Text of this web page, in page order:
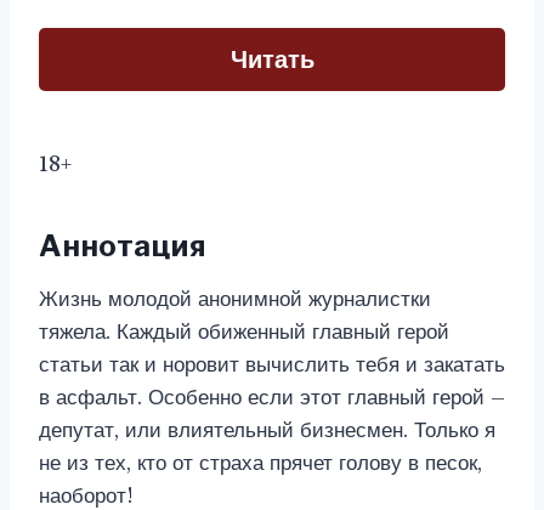
Читать
18+
Аннотация
Жизнь молодой анонимной журналистки
тяжела. Каждый обиженный главный герой
статьи так и норовит вычислить тебя и закатать
в асфальт. Особенно если этот главный герой –
депутат, или влиятельный бизнесмен. Только я
не из тех, кто от страха прячет голову в песок,
наоборот!